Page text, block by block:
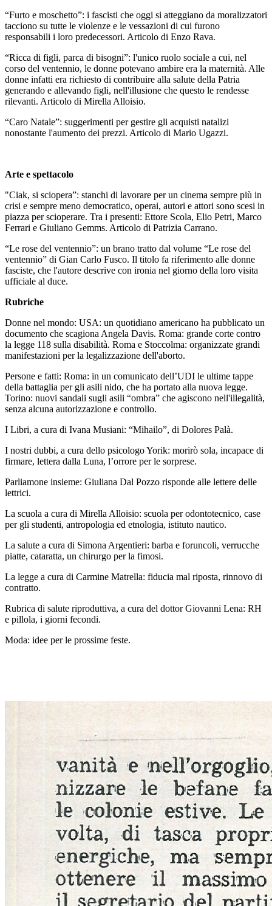
“Furto e moschetto”: i fascisti che oggi si atteggiano da moralizzatori
tacciono su tutte le violenze e le vessazioni di cui furono
responsabili i loro predecessori. Articolo di Enzo Rava.
“Ricca di figli, parca di bisogni”: l'unico ruolo sociale a cui, nel
corso del ventennio, le donne potevano ambire era la maternità. Alle
donne infatti era richiesto di contribuire alla salute della Patria
generando e allevando figli, nell'illusione che questo le rendesse
rilevanti. Articolo di Mirella Alloisio.
“Caro Natale”: suggerimenti per gestire gli acquisti natalizi
nonostante l'aumento dei prezzi. Articolo di Mario Ugazzi.
Arte e spettacolo
"Ciak, si sciopera”: stanchi di lavorare per un cinema sempre più in
crisi e sempre meno democratico, operai, autori e attori sono scesi in
piazza per scioperare. Tra i presenti: Ettore Scola, Elio Petri, Marco
Ferrari e Giuliano Gemms. Articolo di Patrizia Carrano.
“Le rose del ventennio”: un brano tratto dal volume “Le rose del
ventennio” di Gian Carlo Fusco. Il titolo fa riferimento alle donne
fasciste, che l'autore descrive con ironia nel giorno della loro visita
ufficiale al duce.
Rubriche
Donne nel mondo: USA: un quotidiano americano ha pubblicato un
documento che scagiona Angela Davis. Roma: grande corte contro
la legge 118 sulla disabilità. Roma e Stoccolma: organizzate grandi
manifestazioni per la legalizzazione dell'aborto.
Persone e fatti: Roma: in un comunicato dell’UDI le ultime tappe
della battaglia per gli asili nido, che ha portato alla nuova legge.
Torino: nuovi sandali sugli asili “ombra” che agiscono nell'illegalità,
senza alcuna autorizzazione e controllo.
I Libri, a cura di Ivana Musiani: “Mihailo”, di Dolores Palà.
I nostri dubbi, a cura dello psicologo Yorik: morirò sola, incapace di
firmare, lettera dalla Luna, l’orrore per le sorprese.
Parliamone insieme: Giuliana Dal Pozzo risponde alle lettere delle
lettrici.
La scuola a cura di Mirella Alloisio: scuola per odontotecnico, case
per gli studenti, antropologia ed etnologia, istituto nautico.
La salute a cura di Simona Argentieri: barba e foruncoli, verrucche
piatte, cataratta, un chirurgo per la fimosi.
La legge a cura di Carmine Matrella: fiducia mal riposta, rinnovo di
contratto.
Rubrica di salute riproduttiva, a cura del dottor Giovanni Lena: RH
e pillola, i giorni fecondi.
Moda: idee per le prossime feste.